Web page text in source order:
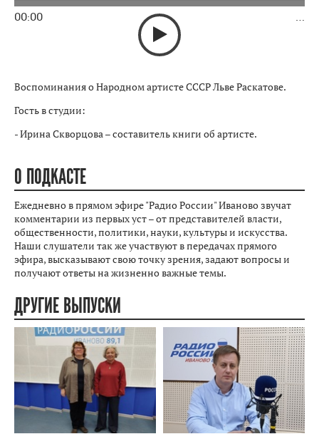
00:00 …
Воспоминания о Народном артисте СССР Льве Раскатове.
Гость в студии:
- Ирина Скворцова – составитель книги об артисте.
О ПОДКАСТЕ
Ежедневно в прямом эфире "Радио России" Иваново звучат
комментарии из первых уст – от представителей власти,
общественности, политики, науки, культуры и искусства.
Наши слушатели так же участвуют в передачах прямого
эфира, высказывают свою точку зрения, задают вопросы и
получают ответы на жизненно важные темы.
ДРУГИЕ ВЫПУСКИ